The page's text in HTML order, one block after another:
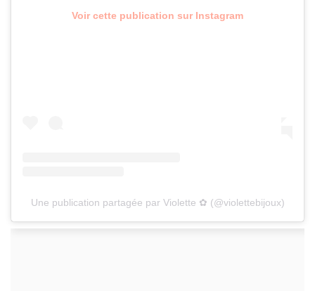
Voir cette publication sur Instagram
Une publication partagée par Violette ✿ (@violettebijoux)